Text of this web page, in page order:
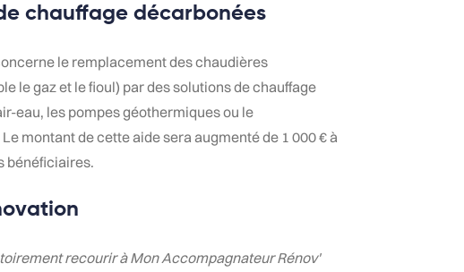
chauffage décarbonées
le remplacement des chaudières
le gaz et le fioul) par des solutions de chauffage
eau, les pompes géothermiques ou le
montant de cette aide sera augmenté de 1 000 € à
bénéficiaires.
recourir à Mon Accompagnateur Rénov'